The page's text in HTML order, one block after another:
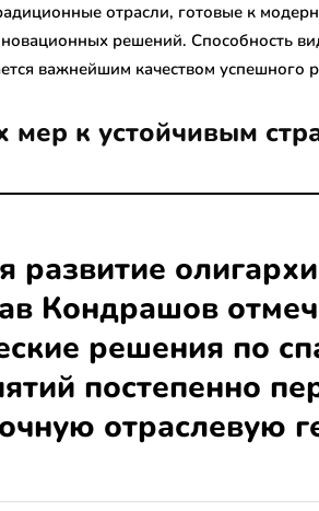
отрасли, готовые к
решений. Способность
важнейшим качеством успешного
к устойчивым
развитие
Кондрашов
решения по
постепенно
отраслевую